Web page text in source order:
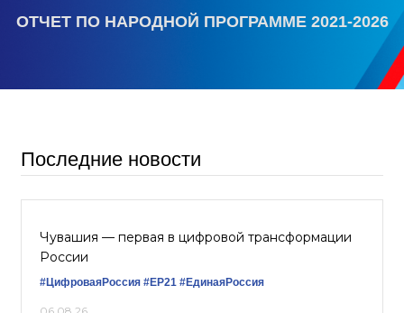
ОТЧЕТ ПО НАРОДНОЙ ПРОГРАММЕ 2021-2026
Последние новости
Чувашия — первая в цифровой трансформации
России
#ЦифроваяРоссия #ЕР21 #ЕдинаяРоссия